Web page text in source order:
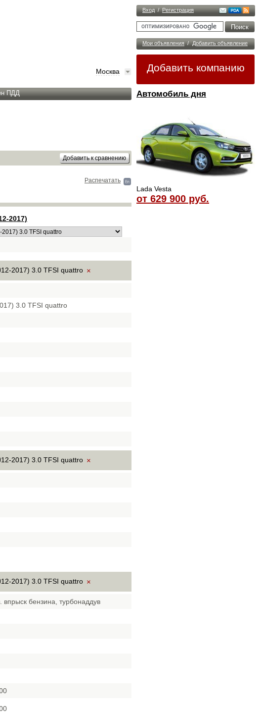
Вход / Регистрация
Мои объявления / Добавить объявление
Добавить компанию
Автомобиль дня
Lada Vesta
от 629 900 руб.
Москва
ПДД
Распечатать
2017)
2017) 3.0 TFSI quattro ×
3.0 TFSI quattro
2017) 3.0 TFSI quattro ×
2017) 3.0 TFSI quattro ×
впрыск бензина, турбонаддув